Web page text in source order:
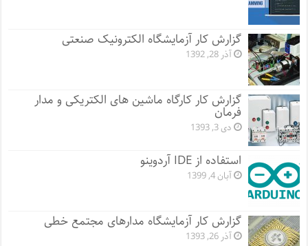
گزارش کار آزمایشگاه الکترونیک صنعتی
آذر 28, 1392
گزارش کار کارگاه ماشین های الکتریکی و مدار
فرمان
دی 3, 1393
استفاده از IDE آردوینو
آبان 4, 1399
گزارش کار آزمایشگاه مدارهای مجتمع خطی
آذر 26, 1393